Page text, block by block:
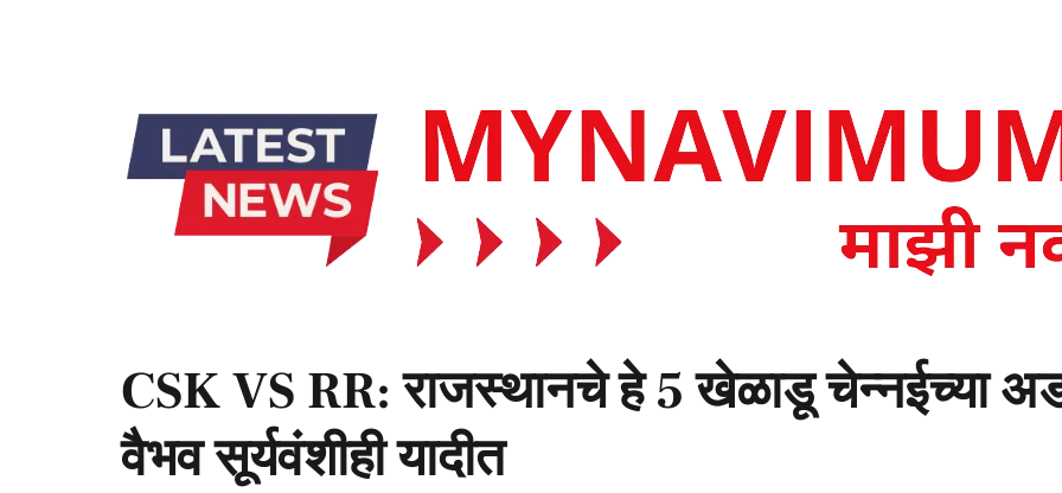
CSK VS RR: राजस्थानचे हे 5 खेळाडू चेन्नईच्या
वैभव सूर्यवंशीही यादीत